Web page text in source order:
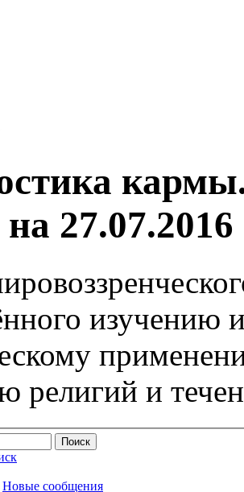
27.07.2016
изучению
религий и
Новые сообщения